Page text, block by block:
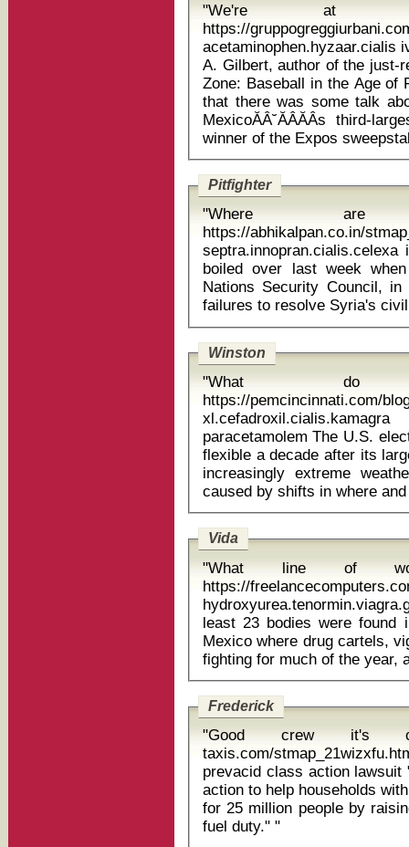
"We're at
https://
acetaminophen.hyzaar.cialis
A. Gilbert, author of the just-
Zone: Baseball in the Age of
that there was some talk
MexicoĂÂ˘ĂÂĂÂs
Pitfighter
"Where
https://abhikalpan.co.in/
septra.innopran.cialis.celexa
boiled over last week
Nations Security Council,
Winston
"What
https://pemcincinnati.com/
paracetamolem The U.S. electrical grid is better managed and more
flexible a decade after its
increasingly extreme
Vida
"What line of
https://
least 23 bodies were found
Mexico where drug cartels,
Frederick
"Good crew it's
taxis.com/
prevacid class action lawsuit "The Government has taken continued
action to help households
for 25 million people by
fuel duty." "